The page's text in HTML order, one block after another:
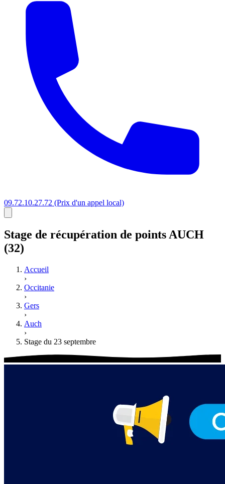
09.72.10.27.72 (Prix d'un appel local)
Stage de récupération de points AUCH
(32)
Accueil
›
Occitanie
›
Gers
›
Auch
›
Stage du 23 septembre